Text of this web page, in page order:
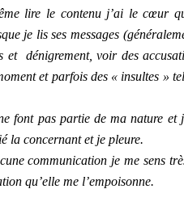
lire le contenu j’ai le cœur
je lis ses messages
et dénigrement, voir des
et parfois des « insultes »
font pas partie de ma nature et
la concernant et je pleure.
communication je me sens
qu’elle me l’empoisonne.